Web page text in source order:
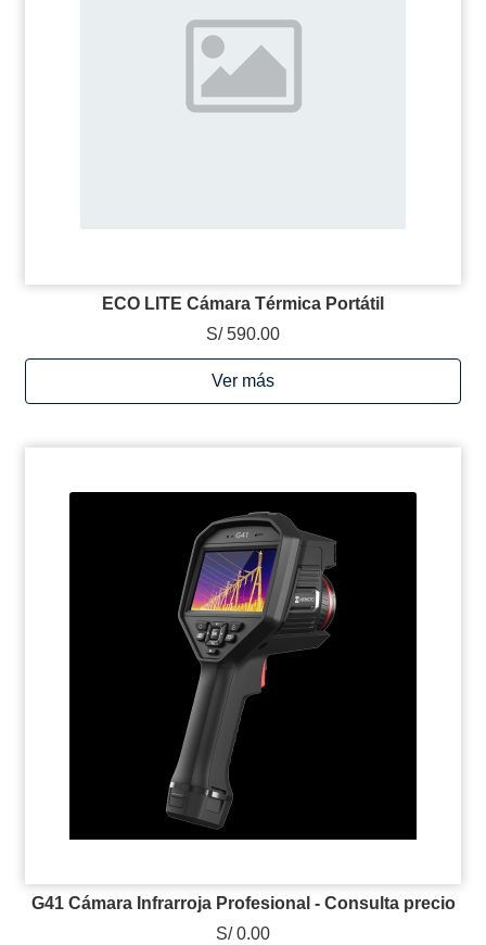
ECO LITE Cámara Térmica Portátil
S/ 590.00
Ver más
G41 Cámara Infrarroja Profesional - Consulta precio
S/ 0.00